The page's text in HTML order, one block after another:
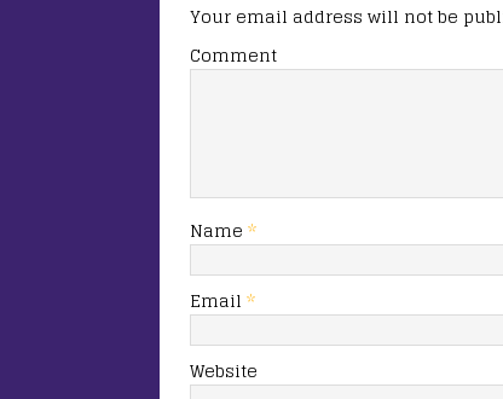
Your email address will not be
Comment
Name *
Email *
Website